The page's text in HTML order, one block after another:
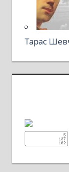
Тарас